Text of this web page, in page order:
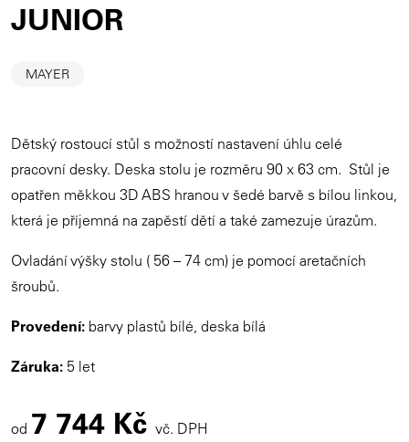
JUNIOR
MAYER
Dětský rostoucí stůl s možností nastavení úhlu celé
pracovní desky. Deska stolu je rozměru 90 x 63 cm. Stůl je
opatřen měkkou 3D ABS hranou v šedé barvě s bílou linkou,
která je příjemná na zapěstí dětí a také zamezuje úrazům.
Ovladání výšky stolu ( 56 – 74 cm) je pomocí aretačních
šroubů.
Provedení: barvy plastů bílé, deska bílá
Záruka: 5 let
od 7 744 Kč vč. DPH